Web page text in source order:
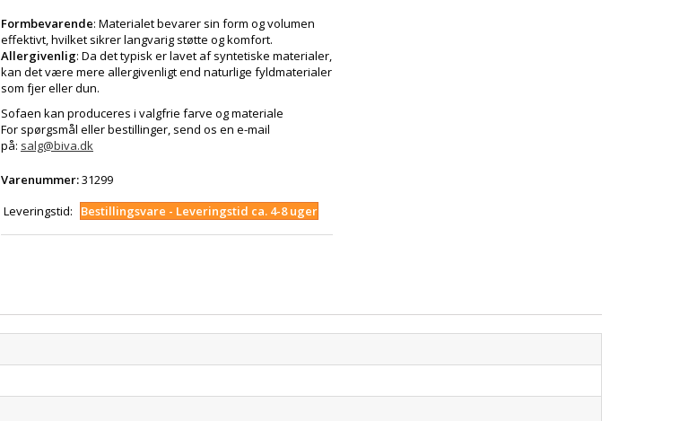
Formbevarende: Materialet bevarer sin form og volumen
effektivt, hvilket sikrer langvarig støtte og komfort.
Allergivenlig: Da det typisk er lavet af syntetiske materialer,
kan det være mere allergivenligt end naturlige fyldmaterialer
som fjer eller dun.
Sofaen kan produceres i valgfrie farve og materiale
For spørgsmål eller bestillinger, send os en e-mail
på: salg@biva.dk
Varenummer:31299
Leveringstid:
Bestillingsvare - Leveringstid ca. 4-8 uger